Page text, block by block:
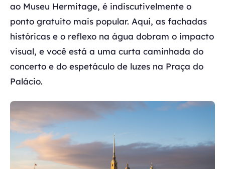
ao Museu Hermitage, é indiscutivelmente o
ponto gratuito mais popular. Aqui, as fachadas
históricas e o reflexo na água dobram o impacto
visual, e você está a uma curta caminhada do
concerto e do espetáculo de luzes na Praça do
Palácio.